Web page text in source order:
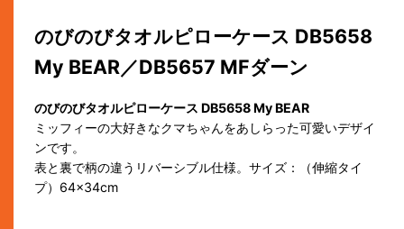
のびのびタオルピローケース DB5658
My BEAR／DB5657 MFダーン
のびのびタオルピローケース DB5658 My BEAR
ミッフィーの大好きなクマちゃんをあしらった可愛いデザイ
ンです。
表と裏で柄の違うリバーシブル仕様。サイズ：（伸縮タイ
プ）64×34cm